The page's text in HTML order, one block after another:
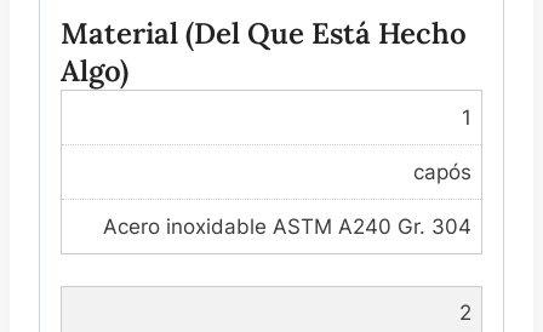
Material (del Que Está Hecho
Algo)
1
capós
Acero inoxidable ASTM A240 Gr. 304
2